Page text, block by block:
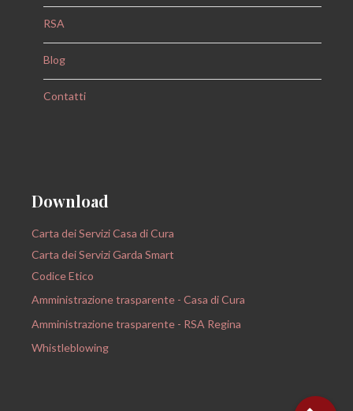
RSA
Blog
Contatti
Download
Carta dei Servizi Casa di Cura
Carta dei Servizi Garda Smart
Codice Etico
Amministrazione trasparente - Casa di Cura
Amministrazione trasparente - RSA Regina
Whistleblowing